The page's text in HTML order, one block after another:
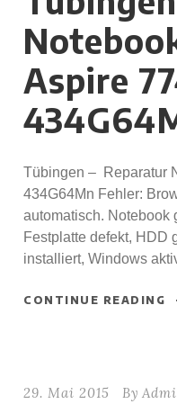
Aspire
Tübingen – Reparatur
434G64Mn Fehler:
automatisch. Notebook
Festplatte defekt, HDD
installiert, Windows
CONTINUE READING
29. Mai 2015 By